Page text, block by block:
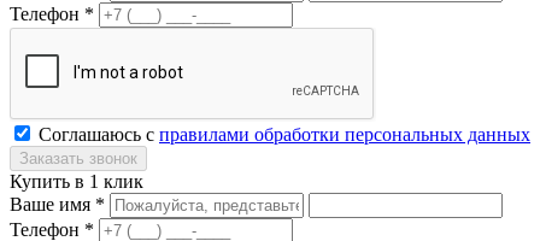
Телефон *
Соглашаюсь с правилами обработки персональных данных
Купить в 1 клик
Ваше имя *
Телефон *